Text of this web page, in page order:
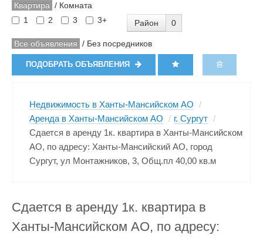
Квартира / Комната
1
2 3 3+ Район 0
Все объявления / Без посредников
ПОДОБРАТЬ ОБЪЯВЛЕНИЯ
Недвижимость в Ханты-Мансийском АО /
Аренда в Ханты-Мансийском АО / г. Сургут /
Сдается в аренду 1к. квартира в Ханты-Мансийском
АО, по адресу: Ханты-Мансийский АО, город
Сургут, ул Монтажников, 3, Общ.пл 40,00 кв.м
Сдается в аренду 1к. квартира в
Ханты-Мансийском АО, по адресу: